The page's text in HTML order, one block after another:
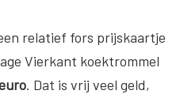
relatief fors prijskaartje
Vierkant koektrommel
. Dat is vrij veel geld,